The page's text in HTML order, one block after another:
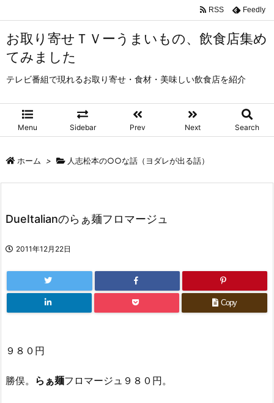
お取り寄せＴＶーうまいもの、飲食店集め
てみました
テレビ番組で現れるお取り寄せ・食材・美味しい飲食店を紹介
Menu Sidebar Prev Next Search
RSS Feedly
ホーム > 人志松本の○○な話（ヨダレが出る話）
DueItalianのらぁ麺フロマージュ
2011年12月22日
Copy
９８０円
勝俣。 らぁ麺フロマージュ９８０円。